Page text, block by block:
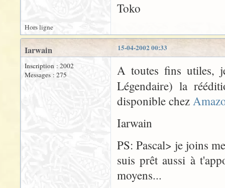
Toko
Hors ligne
15-04-2002 00:33
Iarwain
Inscription : 2002
Messages : 275
A toutes fins utiles,
Légendaire) la
disponible chez
Iarwain
PS: Pascal> je joins
suis prêt aussi à
moyens...